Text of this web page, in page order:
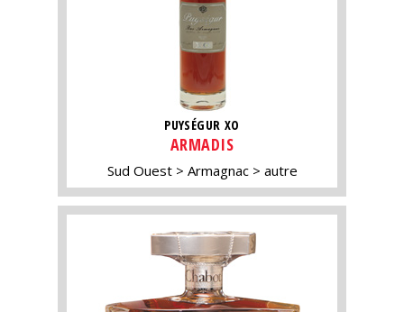
PUYSÉGUR XO
ARMADIS
Sud Ouest Armagnac autre